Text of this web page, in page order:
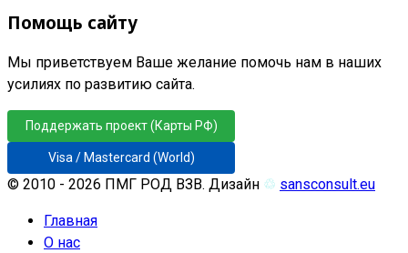
Помощь сайту
Мы приветствуем Ваше желание помочь нам в наших
усилиях по развитию сайта.
Поддержать проект (Карты РФ)
Visa / Mastercard (World)
© 2010 - 2026 ПМГ РОД ВЗВ. Дизайн ♲ sansconsult.eu
Главная
О нас